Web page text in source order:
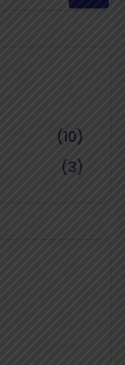
(10)
(3)